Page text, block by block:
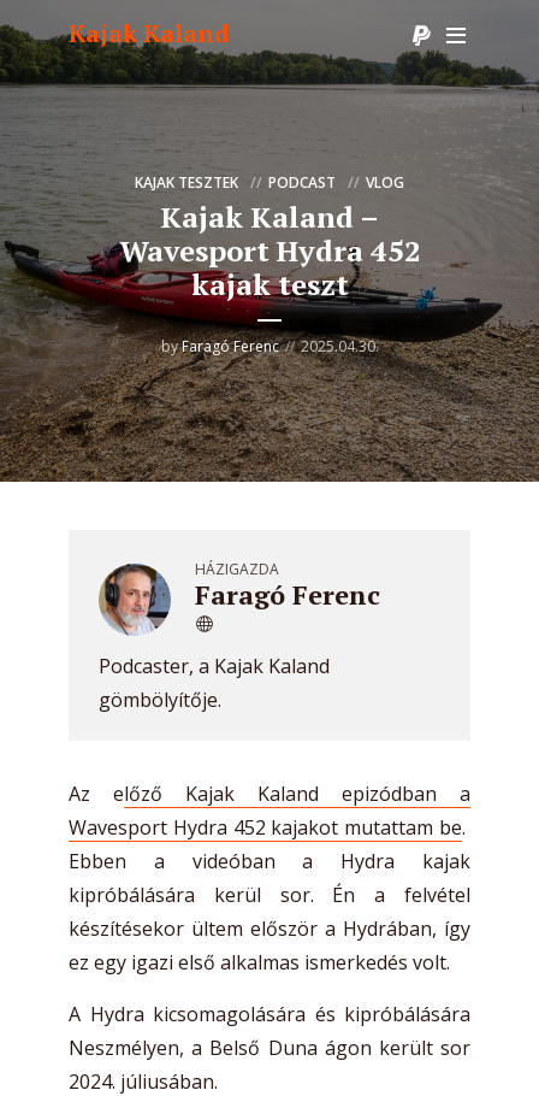
Kajak Kaland
KAJAK TESZTEK PODCAST VLOG
Kajak Kaland –
Wavesport Hydra 452
kajak teszt
byFaragó Ferenc 2025.04.30.
HÁZIGAZDA
Faragó Ferenc
Podcaster, a Kajak Kaland
gömbölyítője.
Az előző Kajak Kaland epizódban a
Wavesport Hydra 452 kajakot mutattam be.
Ebben a videóban a Hydra kajak
kipróbálására kerül sor. Én a felvétel
készítésekor ültem először a Hydrában, így
ez egy igazi első alkalmas ismerkedés volt.
A Hydra kicsomagolására és kipróbálására
Neszmélyen, a Belső Duna ágon került sor
2024. júliusában.